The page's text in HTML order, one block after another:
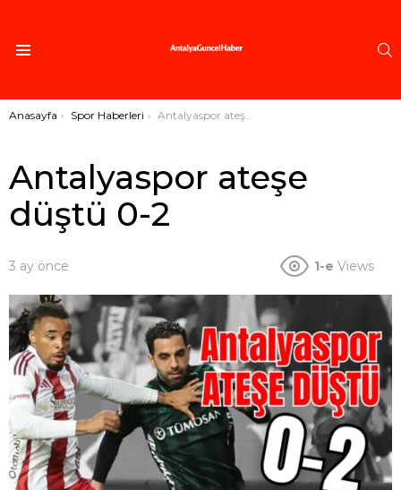
Buradasınız:
Anasayfa Spor Haberleri Antalyaspor ateşe düştü 0-2
Antalyaspor ateşe
düştü 0-2
3 ay önce 1-e Views